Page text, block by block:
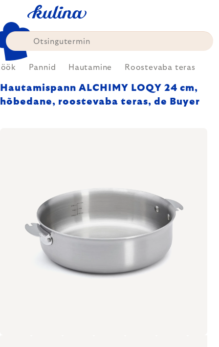
content
Pannid Hautamine Roostevaba teras
Hautamispann ALCHIMY LOQY 24 cm,
hõbedane, roostevaba teras, de Buyer